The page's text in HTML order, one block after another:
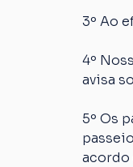
3º Ao
4º
avisa
5º Os
acordo